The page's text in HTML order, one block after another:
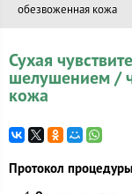
обезвоженная кожа
Сухая
шелушением /
кожа
Протокол процедуры